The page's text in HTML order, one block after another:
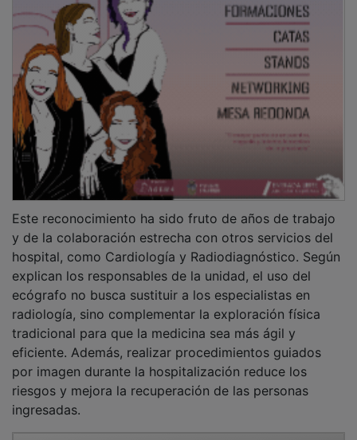
eficiente. Además, realizar procedimientos guiados
por imagen durante la hospitalización reduce los
riesgos y mejora la recuperación de las personas
ingresadas.
PUBLICIDAD